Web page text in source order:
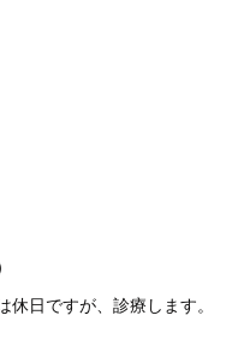
日ですが、診療します。